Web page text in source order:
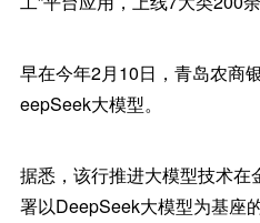
早在今年2月10日，青岛农商
eepSeek大模型。
据悉，该行推进大模型技术在
署以DeepSeek大模型为基座